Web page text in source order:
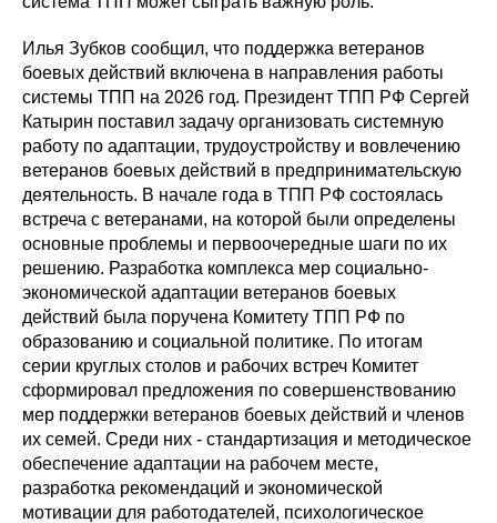
Илья Зубков сообщил, что поддержка ветеранов
боевых действий включена в направления работы
системы ТПП на 2026 год. Президент ТПП РФ Сергей
Катырин поставил задачу организовать системную
работу по адаптации, трудоустройству и вовлечению
ветеранов боевых действий в предпринимательскую
деятельность. В начале года в ТПП РФ состоялась
встреча с ветеранами, на которой были определены
основные проблемы и первоочередные шаги по их
решению. Разработка комплекса мер социально-
экономической адаптации ветеранов боевых
действий была поручена Комитету ТПП РФ по
образованию и социальной политике. По итогам
серии круглых столов и рабочих встреч Комитет
сформировал предложения по совершенствованию
мер поддержки ветеранов боевых действий и членов
их семей. Среди них - стандартизация и методическое
обеспечение адаптации на рабочем месте,
разработка рекомендаций и экономической
мотивации для работодателей, психологическое